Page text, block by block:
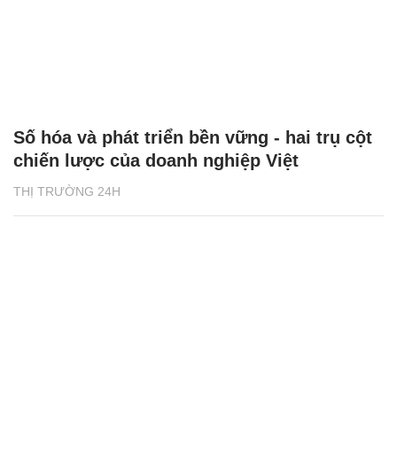
THỊ TRƯỜNG 24H
Số hóa và phát triển bền vững - hai trụ cột
chiến lược của doanh nghiệp Việt